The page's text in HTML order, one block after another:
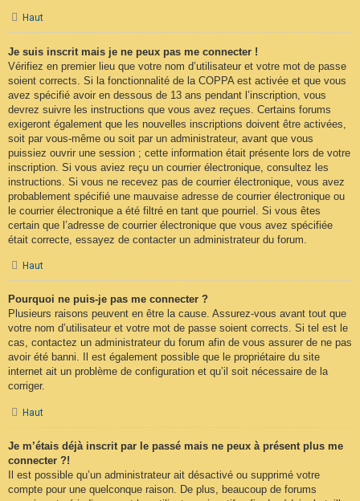
Haut
Je suis inscrit mais je ne peux pas me connecter !
Vérifiez en premier lieu que votre nom d’utilisateur et votre mot de passe
soient corrects. Si la fonctionnalité de la COPPA est activée et que vous
avez spécifié avoir en dessous de 13 ans pendant l’inscription, vous
devrez suivre les instructions que vous avez reçues. Certains forums
exigeront également que les nouvelles inscriptions doivent être activées,
soit par vous-même ou soit par un administrateur, avant que vous
puissiez ouvrir une session ; cette information était présente lors de votre
inscription. Si vous aviez reçu un courrier électronique, consultez les
instructions. Si vous ne recevez pas de courrier électronique, vous avez
probablement spécifié une mauvaise adresse de courrier électronique ou
le courrier électronique a été filtré en tant que pourriel. Si vous êtes
certain que l’adresse de courrier électronique que vous avez spécifiée
était correcte, essayez de contacter un administrateur du forum.
Haut
Pourquoi ne puis-je pas me connecter ?
Plusieurs raisons peuvent en être la cause. Assurez-vous avant tout que
votre nom d’utilisateur et votre mot de passe soient corrects. Si tel est le
cas, contactez un administrateur du forum afin de vous assurer de ne pas
avoir été banni. Il est également possible que le propriétaire du site
internet ait un problème de configuration et qu’il soit nécessaire de la
corriger.
Haut
Je m’étais déjà inscrit par le passé mais ne peux à présent plus me
connecter ?!
Il est possible qu’un administrateur ait désactivé ou supprimé votre
compte pour une quelconque raison. De plus, beaucoup de forums